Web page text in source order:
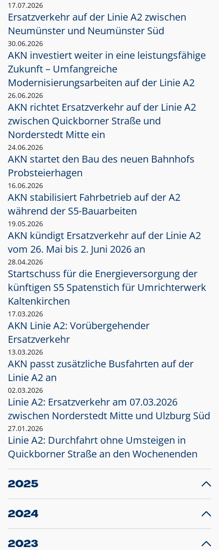
17.07.2026
Ersatzverkehr auf der Linie A2 zwischen
Neumünster und Neumünster Süd
30.06.2026
AKN investiert weiter in eine leistungsfähige
Zukunft – Umfangreiche
Modernisierungsarbeiten auf der Linie A2
26.06.2026
AKN richtet Ersatzverkehr auf der Linie A2
zwischen Quickborner Straße und
Norderstedt Mitte ein
24.06.2026
AKN startet den Bau des neuen Bahnhofs
Probsteierhagen
16.06.2026
AKN stabilisiert Fahrbetrieb auf der A2
während der S5-Bauarbeiten
19.05.2026
AKN kündigt Ersatzverkehr auf der Linie A2
vom 26. Mai bis 2. Juni 2026 an
28.04.2026
Startschuss für die Energieversorgung der
künftigen S5 Spatenstich für Umrichterwerk
Kaltenkirchen
17.03.2026
AKN Linie A2: Vorübergehender
Ersatzverkehr
13.03.2026
AKN passt zusätzliche Busfahrten auf der
Linie A2 an
02.03.2026
Linie A2: Ersatzverkehr am 07.03.2026
zwischen Norderstedt Mitte und Ulzburg Süd
27.01.2026
Linie A2: Durchfahrt ohne Umsteigen in
Quickborner Straße an den Wochenenden
2025
23.12.2025
Projekt S5: Start der Bauarbeiten am
2024
10.12.2024
Großprojekt S5: Sperrung der Bahnstraße in
2023